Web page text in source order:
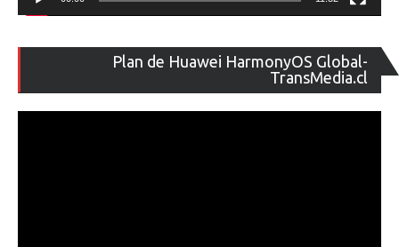
Plan de Huawei HarmonyOS Global-
TransMedia.cl
de